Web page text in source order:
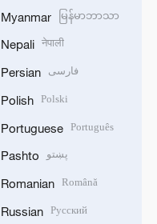
Myanmar မြန်မာဘာသာ
Nepali नेपाली
Persian فارسی
Polish Polski
Portuguese Português
Pashto پښتو
Romanian Română
Russian Русский